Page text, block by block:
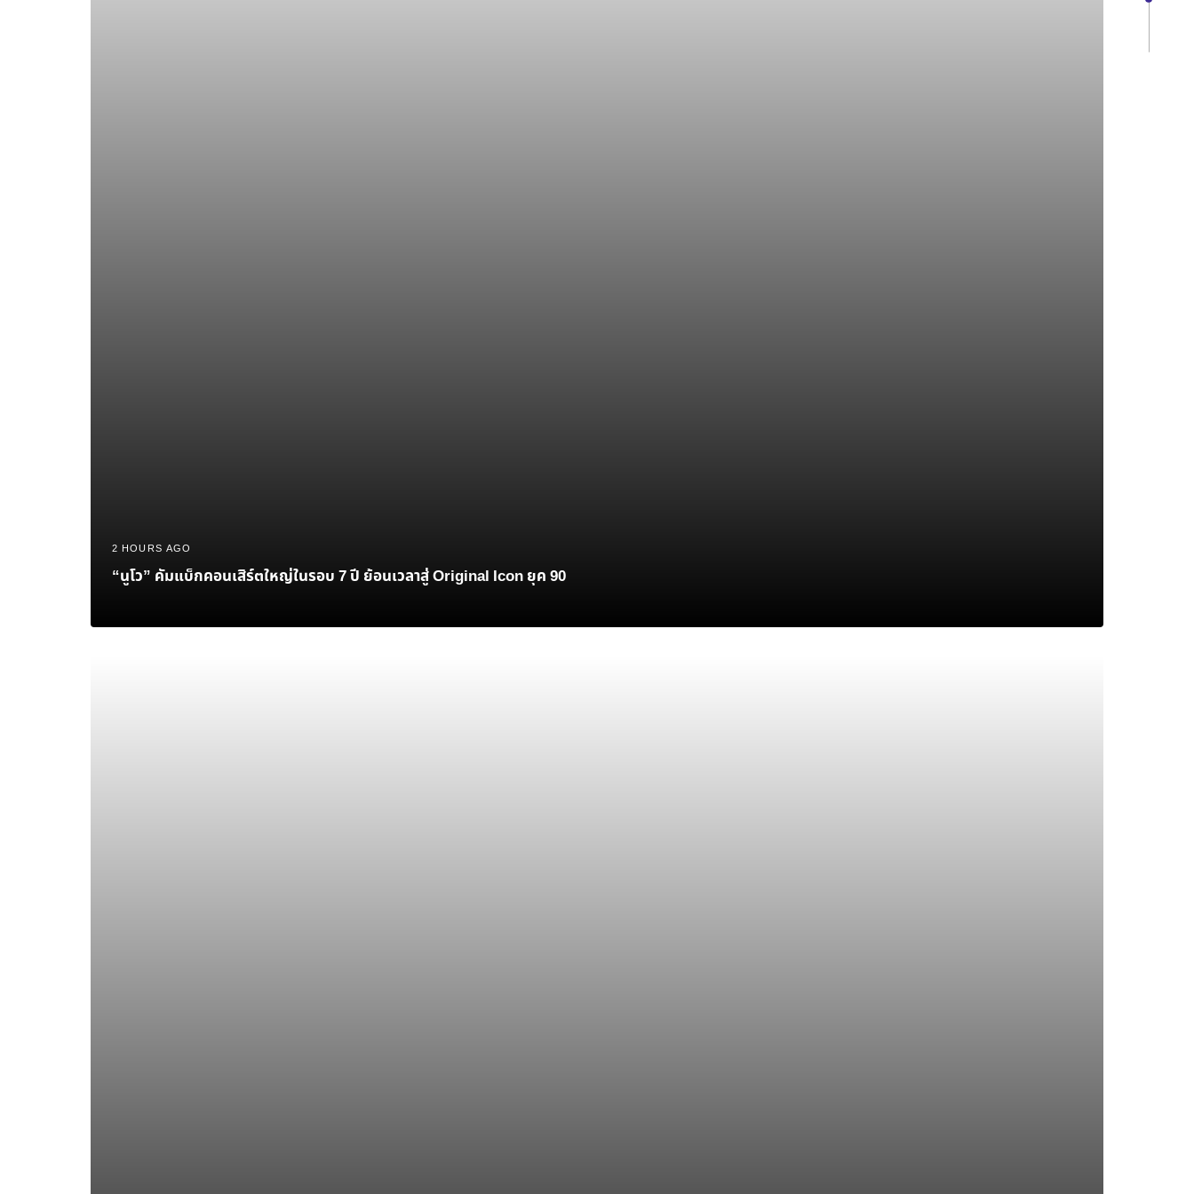
2 HOURS AGO
“นูโว” คัมแบ็กคอนเสิร์ตใหญ่ในรอบ 7 ปี ย้อนเวลาสู่ Original Icon ยุค 90